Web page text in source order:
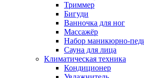
Триммер
Бигуди
Ванночка для ног
Массажёр
Набор маникюрно-
Сауна для лица
Климатическая техника
Кондиционер